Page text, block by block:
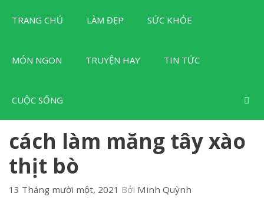
đến
dung
TRANG CHỦ LÀM ĐẸP SỨC KHỎE
MÓN NGON TRUYỆN HAY TIN TỨC
CUỘC SỐNG
cách làm măng tây xào
thịt bò
13 Tháng mười một, 2021 Bởi Minh Quỳnh